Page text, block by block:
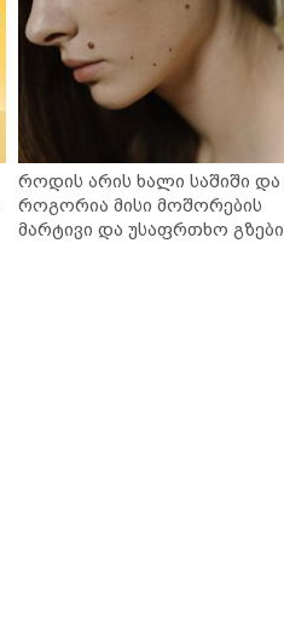
როდის არის ხალი საშიში და
როგორია მისი მოშორების
მარტივი და უსაფრთხო გზები